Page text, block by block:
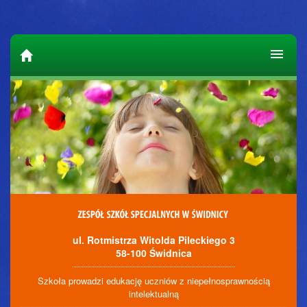
ul. Rotmistrza Witolda Pileckiego 3
58-100 Świdnica
Szkoła prowadzi edukację uczniów z niepełnosprawnością
intelektualną